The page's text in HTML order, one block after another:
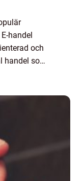
handel
och
som